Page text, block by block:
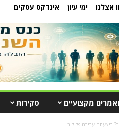
אצלנו ימי עיון אינדקס עסקים
מקצועיים סקירות
ביצעתם עבירה פלילית